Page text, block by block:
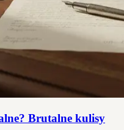
Brutalne kulisy